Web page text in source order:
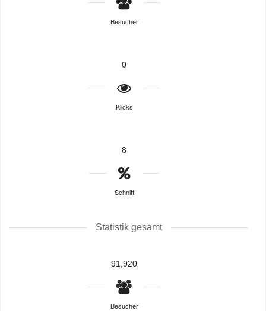
Besucher
0
Klicks
8
Schnitt
Statistik gesamt
91,920
Besucher